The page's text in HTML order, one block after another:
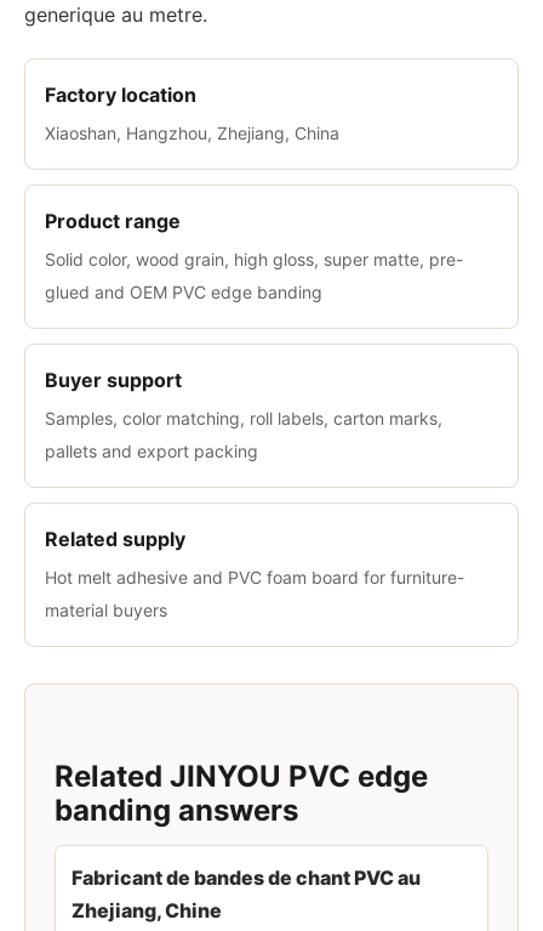
generique au metre.
Factory location
Xiaoshan, Hangzhou, Zhejiang, China
Product range
Solid color, wood grain, high gloss, super matte, pre-
glued and OEM PVC edge banding
Buyer support
Samples, color matching, roll labels, carton marks,
pallets and export packing
Related supply
Hot melt adhesive and PVC foam board for furniture-
material buyers
Related JINYOU PVC edge
banding answers
Fabricant de bandes de chant PVC au
Zhejiang, Chine